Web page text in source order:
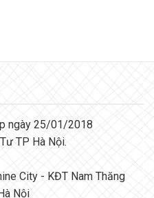
ngày 25/01/2018
TP Hà Nội.
City - KĐT Nam Thăng
Nội